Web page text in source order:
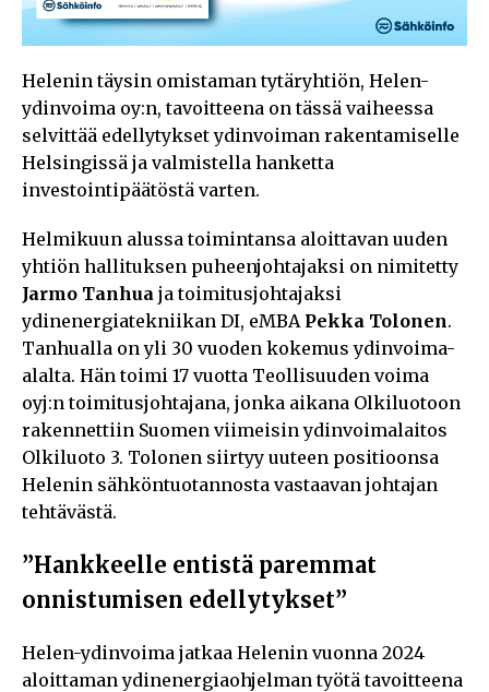
Helenin täysin omistaman tytäryhtiön, Helen-
ydinvoima oy:n, tavoitteena on tässä vaiheessa
selvittää edellytykset ydinvoiman rakentamiselle
Helsingissä ja valmistella hanketta
investointipäätöstä varten.
Helmikuun alussa toimintansa aloittavan uuden
yhtiön hallituksen puheenjohtajaksi on nimitetty
Jarmo Tanhua ja toimitusjohtajaksi
ydinenergiatekniikan DI, eMBA Pekka Tolonen.
Tanhualla on yli 30 vuoden kokemus ydinvoima-
alalta. Hän toimi 17 vuotta Teollisuuden voima
oyj:n toimitusjohtajana, jonka aikana Olkiluotoon
rakennettiin Suomen viimeisin ydinvoimalaitos
Olkiluoto 3. Tolonen siirtyy uuteen positioonsa
Helenin sähköntuotannosta vastaavan johtajan
tehtävästä.
”Hankkeelle entistä paremmat
onnistumisen edellytykset”
Helen-ydinvoima jatkaa Helenin vuonna 2024
aloittaman ydinenergiaohjelman työtä tavoitteena